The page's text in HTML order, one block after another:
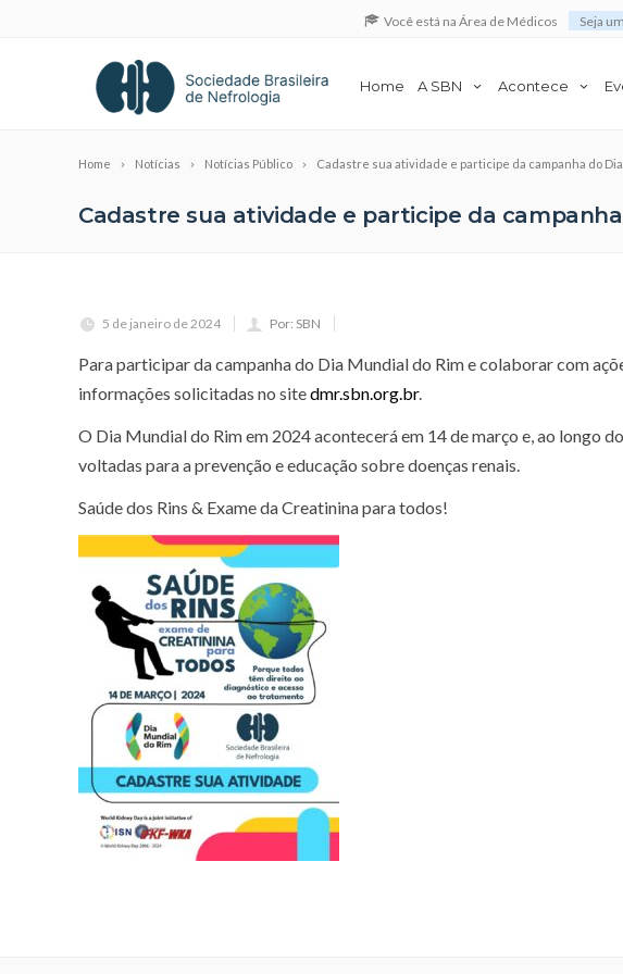
Você está na Área de Médicos Seja
Home A SBN Acontece
Home Notícias Notícias Público Cadastre sua atividade e participe da campanha do
Cadastre sua atividade e participe da
5 de janeiro de 2024 Por: SBN
Para participar da campanha do Dia Mundial do Rim e colaborar com
informações solicitadas no sitedmr.sbn.org.br.
O Dia Mundial do Rim em 2024 acontecerá em 14 de março e, ao longo
voltadas para a prevenção e educação sobre doenças renais.
Saúde dos Rins & Exame da Creatinina para todos!